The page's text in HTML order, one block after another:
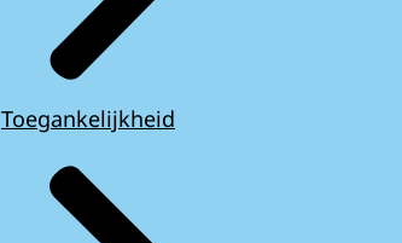
Toegankelijkheid